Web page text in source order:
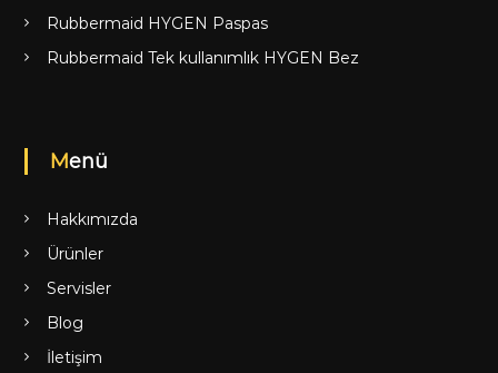
Rubbermaid HYGEN Paspas
Rubbermaid Tek kullanımlık HYGEN Bez
Menü
Hakkımızda
Ürünler
Servisler
Blog
İletişim